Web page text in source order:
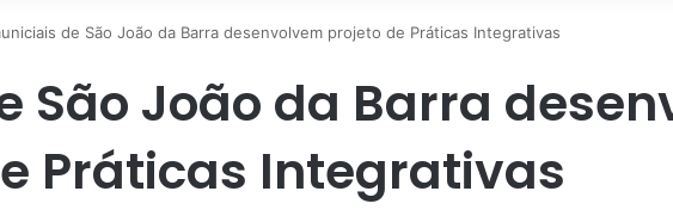
de São João da Barra desenvolvem projeto de Práticas Integrativas
São João da Barra
Práticas Integrativas